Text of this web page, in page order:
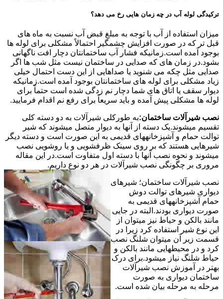
ترکیدگی لوله آب در چه زمان هایی رخ می دهد؟
میزان استفاده از آب با توجه به مبلغ قبض آب نسبت به ماه های
قبل تر که در صورت افزایش چشمگیر احتمالاً مشکلی برای لوله ها
بوجود آمده است.زمانیکه فشار آب ساختمانتان دچار افت ناگهانی
بشود.در زمان های که صدایی در ساختمان نیست مثل شب ها اگر
صدایی مثل چکه می شنوید یا صداهایی از این دست احتمال خیلی
زیاد مشکلی برای لوله های ساختمانتان بوجود آمده است.زمانیکه
دیوار سقف یا اتاق های شما دچار نم زدگی شده است حتماً برای
لوله ها مشکلی پیش آمده و باید سریعاً برای رفع نم اقدام فرمایید.
نصب شیرآلات ساختمان:به طورکلی شیرآلات به دو دسته کلی
تقسیم میشوند.یک دسته از آنها به دیوار متصل میشوند که شیر
توالت حمام و آشپزخانههای قدیمی به این صورت است و دسته دیگر
شیرهایی هستند که بر روی سینک ظرفشویی و یا روشویی نصب
میشوند و نحوه نصب آنها با دسته اول متفاوت است.در این مقاله
مروری بر چگونگی نصب شیرآلات در هر دو نوع داریم.
نصب شیرآلات ساختمان؛ شیرهای
دیواری شیرهای توالت دوش
حمام آشپزخانههای قدیمی به
صورت دیواری بودند.البته در جایی
مانند بالکن و حیاط نیز میتوان از
این نوع شیر استفاده کرد زیرا در
قسمت زیر آن میتوان شلنگ نصب
کرد و در محیطهایی مانند بالکن و
حیاط شلنگ نیاز میشود.برای درک
بهتر در آموزش نصب شیرآلات
ساختمان دیواری به صورت
مرحله به مرحله بیان شده است.